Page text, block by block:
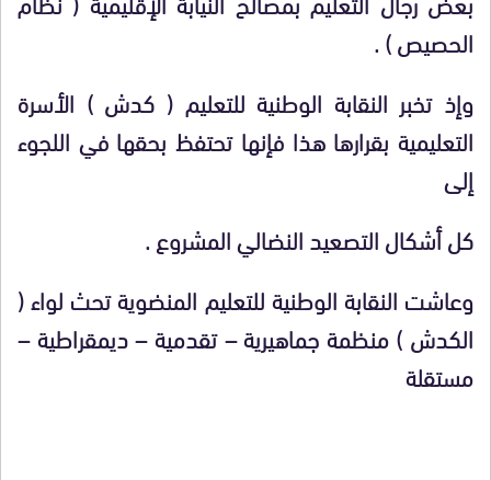
الحصيص ) .
وإذ تخبر النقابة الوطنية للتعليم ( كدش ) الأسرة
التعليمية بقرارها هذا فإنها تحتفظ بحقها في اللجوء
إلى
كل أشكال التصعيد النضالي المشروع .
وعاشت النقابة الوطنية للتعليم المنضوية تحث لواء (
الكدش ) منظمة جماهيرية – تقدمية – ديمقراطية –
مستقلة